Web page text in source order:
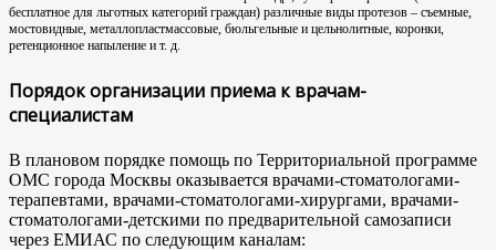
бесплатное для льготных категорий граждан) различные виды протезов – съемные,
мостовидные, металлопластмассовые, бюльгельные и цельнолитные, коронки,
ретенционное напыление и т. д.
Порядок организации приема к врачам-
специалистам
В плановом порядке помощь по Территориальной программе
ОМС города Москвы оказывается врачами-стоматологами-
терапевтами, врачами-стоматологами-хирургами, врачами-
стоматологами-детскими по предварительной самозаписи
через ЕМИАС по следующим каналам: